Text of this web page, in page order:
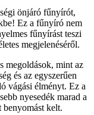
önjáró fűnyírót,
Ez a fűnyíró nem
fűnyírást teszi
megjelenéséről.
megoldások, mint az
és az egyszerűen
vágási élményt. Ez a
nyesedék marad a
benyomást kelt.